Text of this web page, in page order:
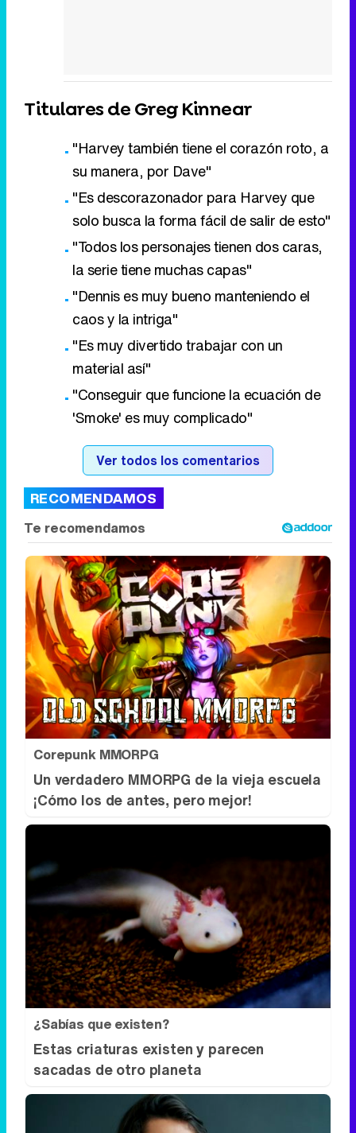
Titulares de Greg Kinnear
"Harvey también tiene el corazón roto, a
su manera, por Dave"
"Es descorazonador para Harvey que
solo busca la forma fácil de salir de esto"
"Todos los personajes tienen dos caras,
la serie tiene muchas capas"
"Dennis es muy bueno manteniendo el
caos y la intriga"
"Es muy divertido trabajar con un
material así"
"Conseguir que funcione la ecuación de
'Smoke' es muy complicado"
Ver todos los comentarios
RECOMENDAMOS
Corepunk MMORPG
Un verdadero MMORPG de la vieja escuela
¡Cómo los de antes, pero mejor!
¿Sabías que existen?
Estas criaturas existen y parecen
sacadas de otro planeta